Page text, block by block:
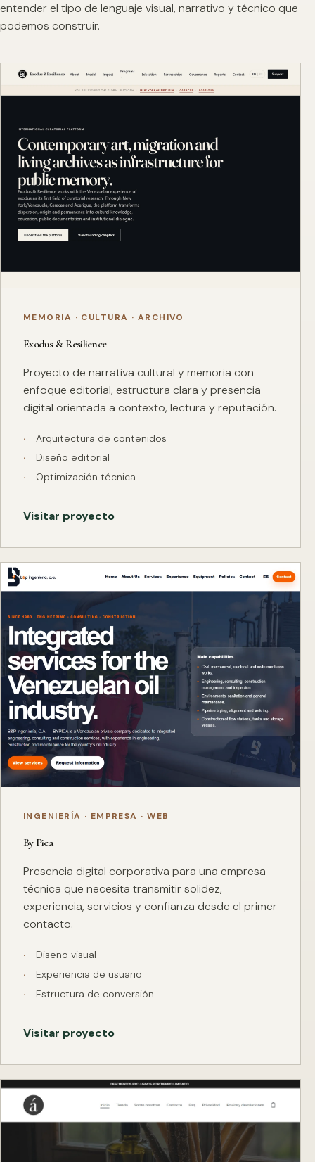
entender el tipo de lenguaje visual, narrativo y técnico que
podemos construir.
MEMORIA · CULTURA · ARCHIVO
Exodus & Resilience
Proyecto de narrativa cultural y memoria con
enfoque editorial, estructura clara y presencia
digital orientada a contexto, lectura y reputación.
Arquitectura de contenidos
Diseño editorial
Optimización técnica
Visitar proyecto
INGENIERÍA · EMPRESA · WEB
By Pica
Presencia digital corporativa para una empresa
técnica que necesita transmitir solidez,
experiencia, servicios y confianza desde el primer
contacto.
Diseño visual
Experiencia de usuario
Estructura de conversión
Visitar proyecto